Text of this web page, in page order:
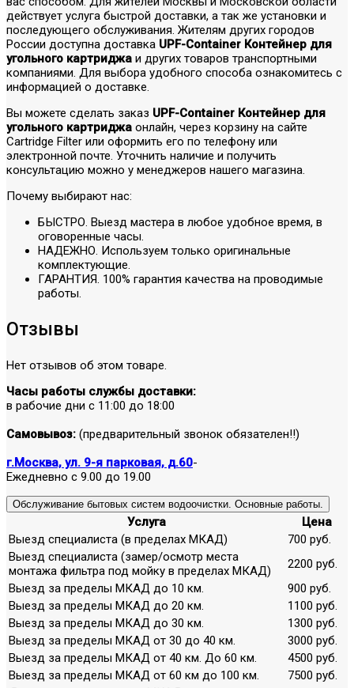
действует услуга быстрой доставки, а так же установки и
последующего обслуживания. Жителям других городов
России доступна доставка UPF-Container Контейнер для
угольного картриджа и других товаров транспортными
компаниями. Для выбора удобного способа ознакомитесь с
информацией о доставке.
Вы можете сделать заказ UPF-Container Контейнер для
угольного картриджа онлайн, через корзину на сайте
Cartridge Filter или оформить его по телефону или
электронной почте. Уточнить наличие и получить
консультацию можно у менеджеров нашего магазина.
Почему выбирают нас:
БЫСТРО. Выезд мастера в любое удобное время, в
оговоренные часы.
НАДЕЖНО. Используем только оригинальные
комплектующие.
ГАРАНТИЯ. 100% гарантия качества на проводимые
работы.
Отзывы
Нет отзывов об этом товаре.
Часы работы службы доставки:
в рабочие дни с 11:00 до 18:00
Самовывоз: (предварительный звонок обязателен!!)
г.Москва, ул. 9-я парковая, д.60-
Ежедневно с 9.00 до 19.00
Обслуживание бытовых систем водоочистки. Основные работы.
Услуга
Цена
Выезд специалиста (в пределах МКАД)
700 руб.
Выезд специалиста (замер/осмотр места
монтажа фильтра под мойку в пределах МКАД)
2200 руб.
Выезд за пределы МКАД до 10 км.
900 руб.
Выезд за пределы МКАД до 20 км.
1100 руб.
Выезд за пределы МКАД до 30 км.
1300 руб.
Выезд за пределы МКАД от 30 до 40 км.
3000 руб.
Выезд за пределы МКАД от 40 км. До 60 км.
4500 руб.
Выезд за пределы МКАД от 60 км до 100 км.
7500 руб.